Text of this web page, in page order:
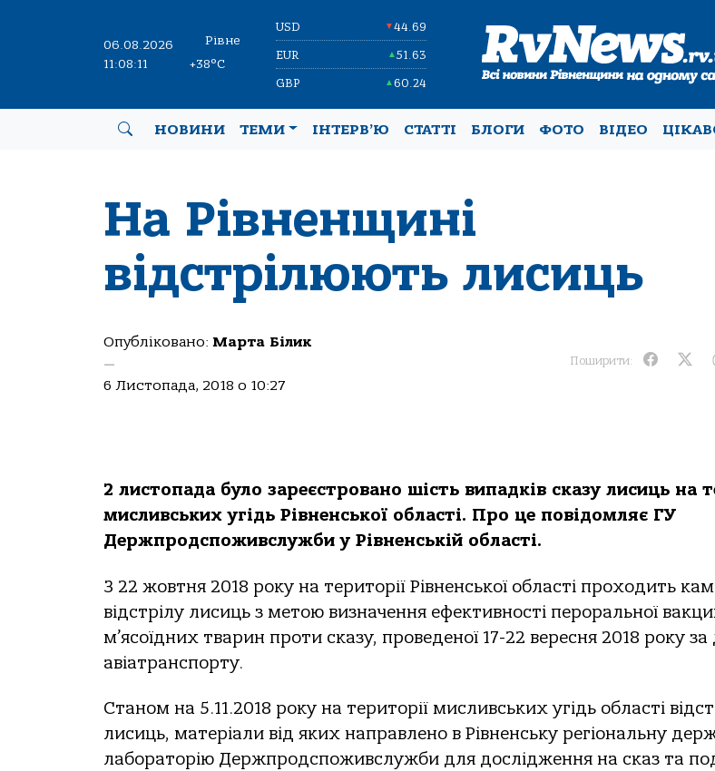
06.08.2026
11:08:11
Рівне
+38°C
USD ▼44.69
EUR ▲51.63
GBP ▲60.24
НОВИНИ ТЕМИ ІНТЕРВ’Ю СТАТТІ БЛОГИ ФОТО ВІДЕО
На Рівненщині
відстрілюють лисиць
Опубліковано: Марта Білик
—
6 Листопада, 2018 о 10:27
Поширити:
2 листопада було зареєстровано шість випадків сказу лисиць на
мисливських угідь Рівненської області. Про це повідомляє ГУ
Держпродспоживслужби у Рівненській області.
З 22 жовтня 2018 року на території Рівненської області проходить
відстрілу лисиць з метою визначення ефективності пероральної
м’ясоїдних тварин проти сказу, проведеної 17-22 вересня 2018 року
авіатранспорту.
Станом на 5.11.2018 року на території мисливських угідь області
лисиць, матеріали від яких направлено в Рівненську регіональну
лабораторію Держпродспоживслужби для дослідження на сказ та